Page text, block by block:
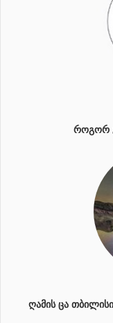
ᲠᲝᲒᲝᲠ
ᲦᲐᲛᲘᲡ ᲪᲐ